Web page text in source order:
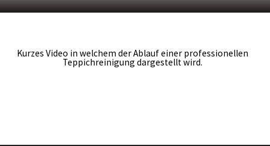
Kurzes Video in welchem der Ablauf einer professionellen
Teppichreinigung dargestellt wird.